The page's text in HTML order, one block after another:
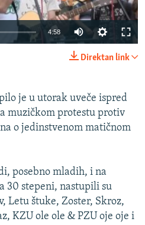
4:58
Direktan link
je u utorak uveče ispred
muzičkom protestu protiv
o jedinstvenom matičnom
posebno mladih, i na
30 stepeni, nastupili su
Letu štuke, Zoster, Skroz,
KZU ole ole & PZU oje oje i